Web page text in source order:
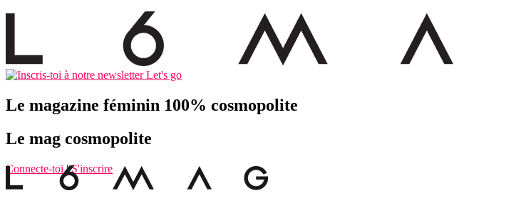
Let's go
Le magazine féminin 100% cosmopolite
Le mag cosmopolite
Connecte-toi|S'inscrire